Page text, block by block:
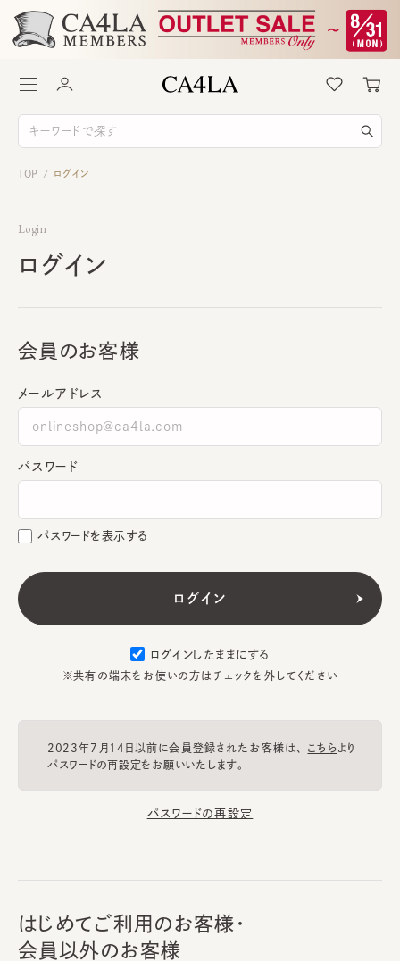
TOP / ログイン
Login
ログイン
会員のお客様
メールアドレス
パスワード
パスワードを表示する
ログインしたままにする
※共有の端末をお使いの方はチェックを外してください
2023年7月14日以前に会員登録されたお客様は、 こちらより
パスワードの再設定をお願いいたします。
パスワードの再設定
はじめてご利用のお客様・
会員以外のお客様